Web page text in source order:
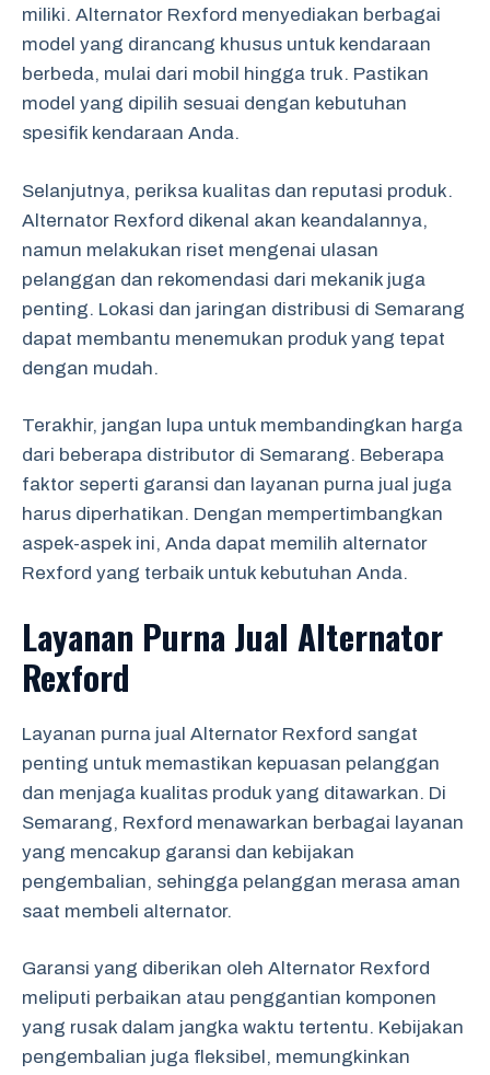
miliki. Alternator Rexford menyediakan berbagai
model yang dirancang khusus untuk kendaraan
berbeda, mulai dari mobil hingga truk. Pastikan
model yang dipilih sesuai dengan kebutuhan
spesifik kendaraan Anda.
Selanjutnya, periksa kualitas dan reputasi produk.
Alternator Rexford dikenal akan keandalannya,
namun melakukan riset mengenai ulasan
pelanggan dan rekomendasi dari mekanik juga
penting. Lokasi dan jaringan distribusi di Semarang
dapat membantu menemukan produk yang tepat
dengan mudah.
Terakhir, jangan lupa untuk membandingkan harga
dari beberapa distributor di Semarang. Beberapa
faktor seperti garansi dan layanan purna jual juga
harus diperhatikan. Dengan mempertimbangkan
aspek-aspek ini, Anda dapat memilih alternator
Rexford yang terbaik untuk kebutuhan Anda.
Layanan Purna Jual Alternator
Rexford
Layanan purna jual Alternator Rexford sangat
penting untuk memastikan kepuasan pelanggan
dan menjaga kualitas produk yang ditawarkan. Di
Semarang, Rexford menawarkan berbagai layanan
yang mencakup garansi dan kebijakan
pengembalian, sehingga pelanggan merasa aman
saat membeli alternator.
Garansi yang diberikan oleh Alternator Rexford
meliputi perbaikan atau penggantian komponen
yang rusak dalam jangka waktu tertentu. Kebijakan
pengembalian juga fleksibel, memungkinkan